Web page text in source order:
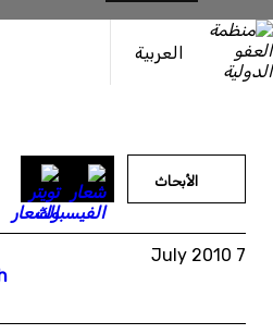
العربية
الأبحاث
7 July 2010